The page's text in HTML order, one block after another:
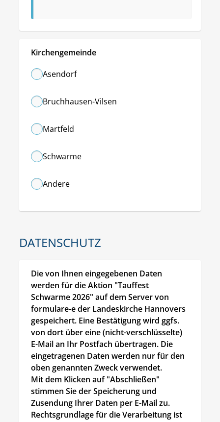
Kirchengemeinde
Asendorf
Bruchhausen-Vilsen
Martfeld
Schwarme
Andere
DATENSCHUTZ
Die von Ihnen eingegebenen Daten
werden für die Aktion "Tauffest
Schwarme 2026" auf dem Server von
formulare-e der Landeskirche Hannovers
gespeichert. Eine Bestätigung wird ggfs.
von dort über eine (nicht-verschlüsselte)
E-Mail an Ihr Postfach übertragen. Die
eingetragenen Daten werden nur für den
oben genannten Zweck verwendet.
Mit dem Klicken auf "Abschließen"
stimmen Sie der Speicherung und
Zusendung Ihrer Daten per E-Mail zu.
Rechtsgrundlage für die Verarbeitung ist